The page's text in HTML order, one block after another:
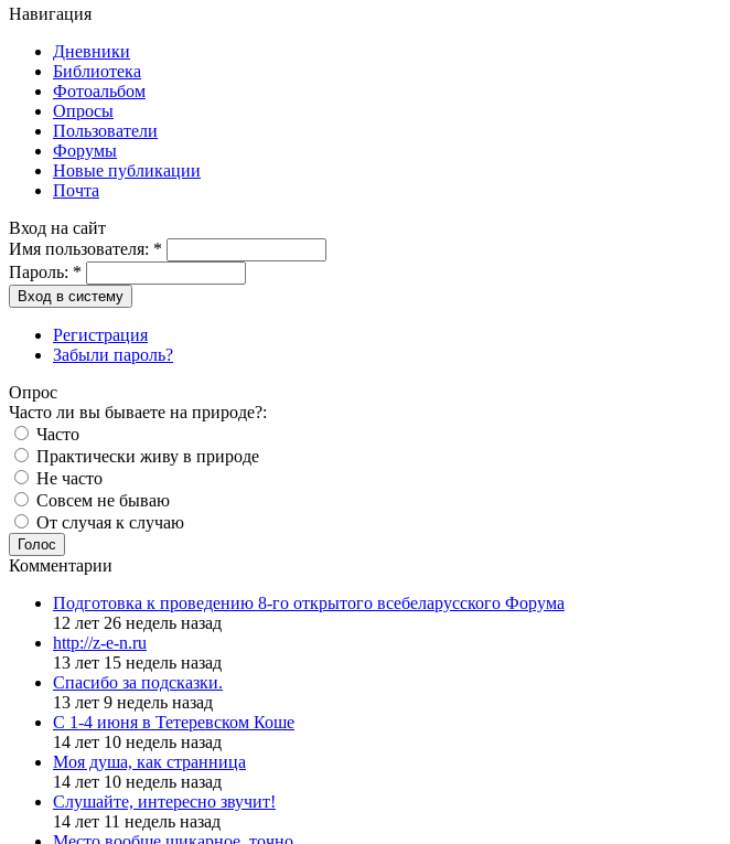
Навигация
Дневники
Библиотека
Фотоальбом
Опросы
Пользователи
Форумы
Новые публикации
Почта
Вход на сайт
Имя пользователя: *
Пароль: *
Вход в систему
Регистрация
Забыли пароль?
Опрос
Часто ли вы бываете на природе?:
Часто
Практически живу в природе
Не часто
Совсем не бываю
От случая к случаю
Голос
Комментарии
Подготовка к проведению 8-го открытого всебеларусского Форума
12 лет 26 недель назад
http://z-e-n.ru
13 лет 15 недель назад
Спасибо за подсказки.
13 лет 9 недель назад
С 1-4 июня в Тетеревском Коше
14 лет 10 недель назад
Моя душа, как странница
14 лет 10 недель назад
Слушайте, интересно звучит!
14 лет 11 недель назад